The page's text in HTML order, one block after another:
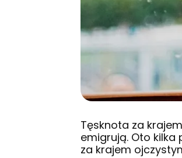
Tęsknota za
emigrują. Oto
za krajem